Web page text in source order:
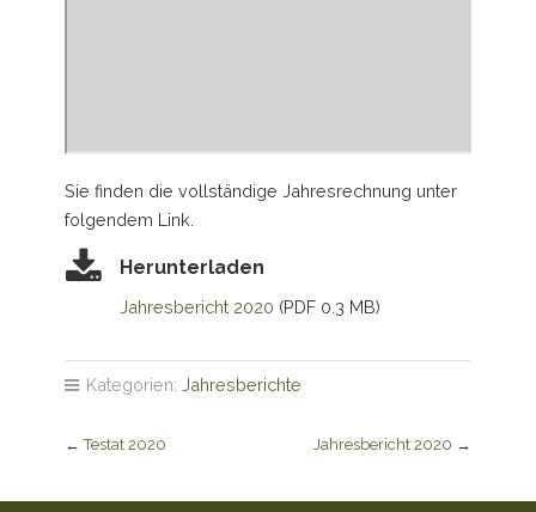
Sie finden die vollständige Jahresrechnung unter
folgendem Link.
Herunterladen
Jahresbericht 2020 (PDF 0.3 MB)
Kategorien: Jahresberichte
←Testat 2020 Jahresbericht 2020 →